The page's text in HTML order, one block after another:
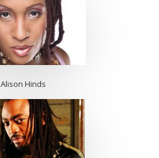
Alison Hinds